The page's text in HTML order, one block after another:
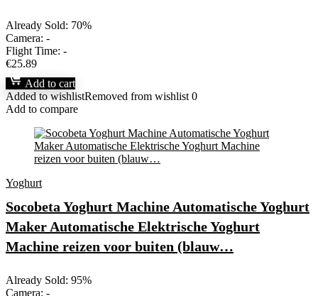
Already Sold: 70%
Camera: -
Flight Time: -
€25.89
Add to cart
Added to wishlistRemoved from wishlist 0
Add to compare
Yoghurt
Socobeta Yoghurt Machine Automatische Yoghurt
Maker Automatische Elektrische Yoghurt
Machine reizen voor buiten (blauw…
Already Sold: 95%
Camera: -